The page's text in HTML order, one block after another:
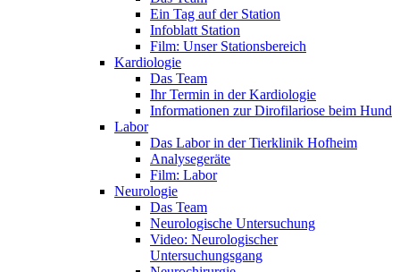
Ein Tag auf der Station
Infoblatt Station
Film: Unser Stationsbereich
Kardiologie
Das Team
Ihr Termin in der Kardiologie
Informationen zur Dirofilariose beim Hund
Labor
Das Labor in der Tierklinik Hofheim
Analysegeräte
Film: Labor
Neurologie
Das Team
Neurologische Untersuchung
Video: Neurologischer
Untersuchungsgang